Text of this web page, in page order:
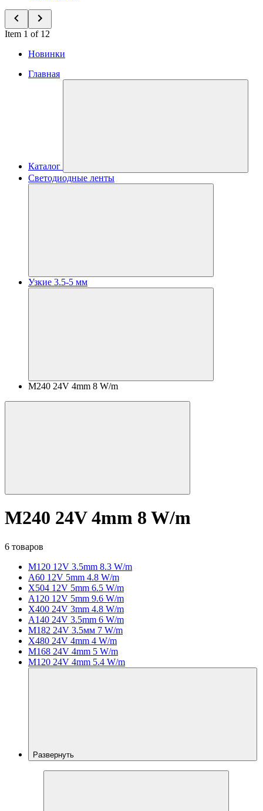
Item 1 of 12
Новинки
Главная
Каталог
Светодиодные ленты
Узкие 3.5-5 мм
M240 24V 4mm 8 W/m
M240 24V 4mm 8 W/m
6 товаров
M120 12V 3.5mm 8.3 W/m
A60 12V 5mm 4.8 W/m
X504 12V 5mm 6.5 W/m
A120 12V 5mm 9.6 W/m
X400 24V 3mm 4.8 W/m
A140 24V 3.5mm 6 W/m
M182 24V 3.5мм 7 W/m
X480 24V 4mm 4 W/m
M168 24V 4mm 5 W/m
M120 24V 4mm 5.4 W/m
Развернуть